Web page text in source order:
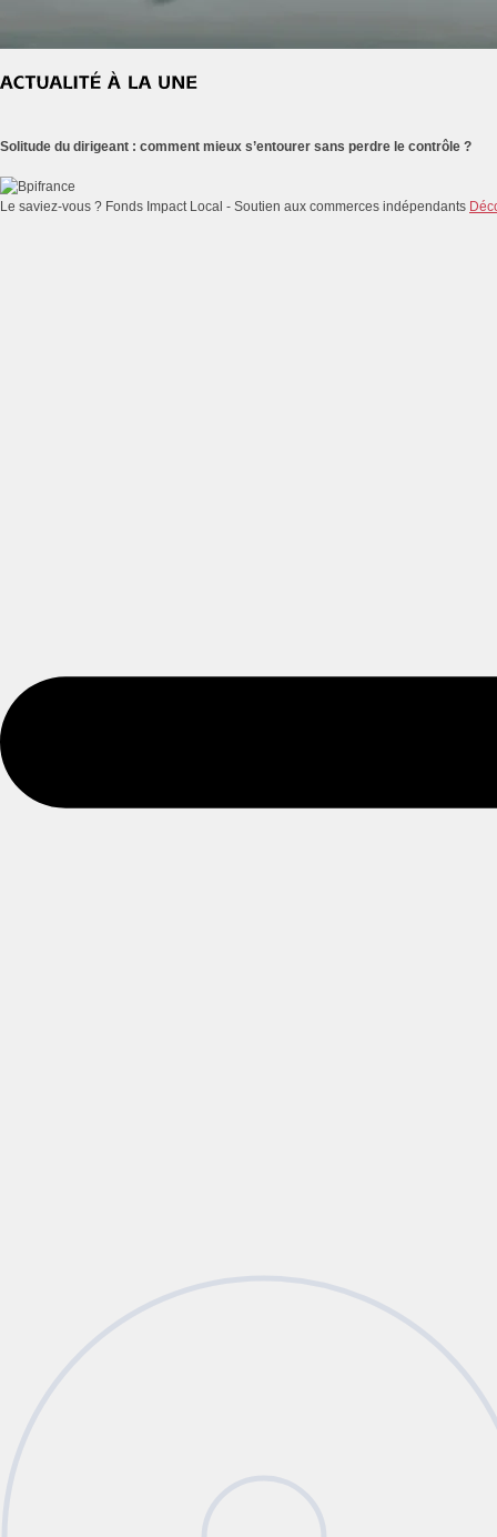
Solitude du dirigeant : comment mieux s’entourer sans perdre le contrôle ?
Le saviez-vous ? Fonds Impact Local - Soutien aux commerces indépendants